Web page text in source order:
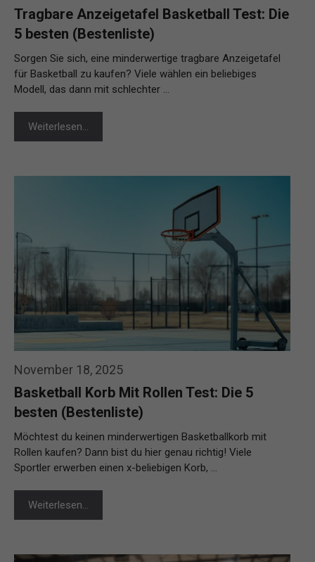
Tragbare Anzeigetafel Basketball Test: Die
5 besten (Bestenliste)
Sorgen Sie sich, eine minderwertige tragbare Anzeigetafel
für Basketball zu kaufen? Viele wählen ein beliebiges
Modell, das dann mit schlechter …
Weiterlesen…
November 18, 2025
Basketball Korb Mit Rollen Test: Die 5
besten (Bestenliste)
Möchtest du keinen minderwertigen Basketballkorb mit
Rollen kaufen? Dann bist du hier genau richtig! Viele
Sportler erwerben einen x-beliebigen Korb, …
Weiterlesen…